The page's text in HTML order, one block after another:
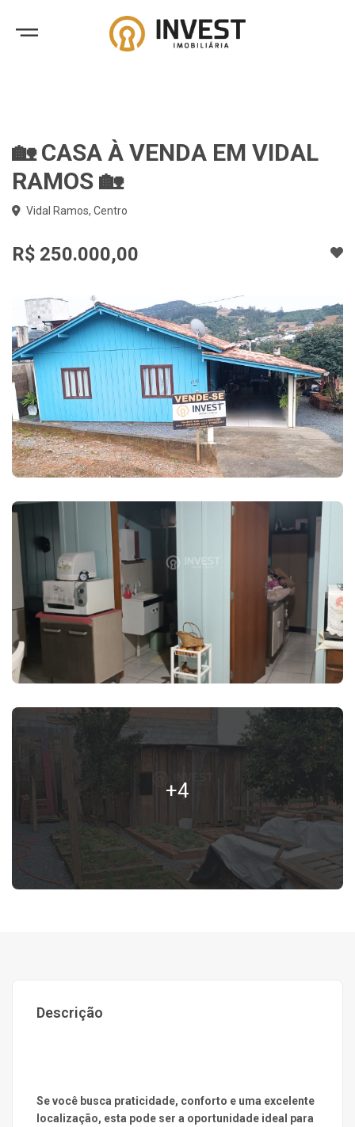
🏡 CASA À VENDA EM VIDAL
RAMOS 🏡
Vidal Ramos, Centro
R$ 250.000,00
+4
Descrição
Se você busca praticidade, conforto e uma excelente
localização, esta pode ser a oportunidade ideal para